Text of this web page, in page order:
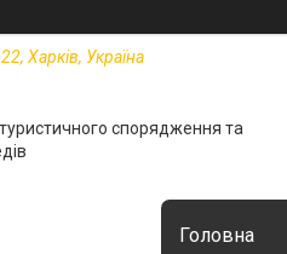
Харків, Україна
спорядження та
Головна